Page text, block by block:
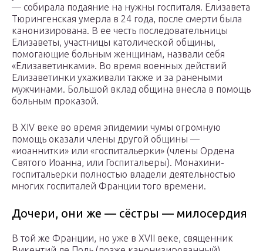
— собирала подаяние на нужны госпиталя. Елизавета
Тюрингенская умерла в 24 года, после смерти была
канонизирована. В ее честь последовательницы
Елизаветы, участницы католической общины,
помогающие больным женщинам, назвали себя
«Елизаветинками». Во время военных действий
Елизаветинки ухаживали также и за ранеными
мужчинами. Большой вклад община внесла в помощь
больным проказой.
В XIV веке во время эпидемии чумы огромную
помощь оказали члены другой общины —
«иоаннитки» или «госпитальерки» (члены Ордена
Святого Иоанна, или Госпитальеры). Монахини-
госпитальерки полностью владели деятельностью
многих госпиталей Франции того времени.
Дочери, они же — сёстры — милосердия
В той же Франции, но уже в XVII веке, священник